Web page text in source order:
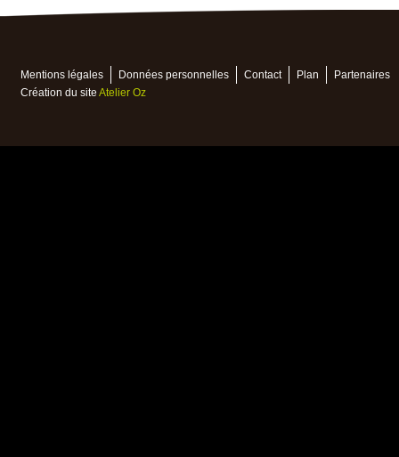
Mentions légales Données personnelles Contact Plan
Partenaires
Création du site Atelier Oz